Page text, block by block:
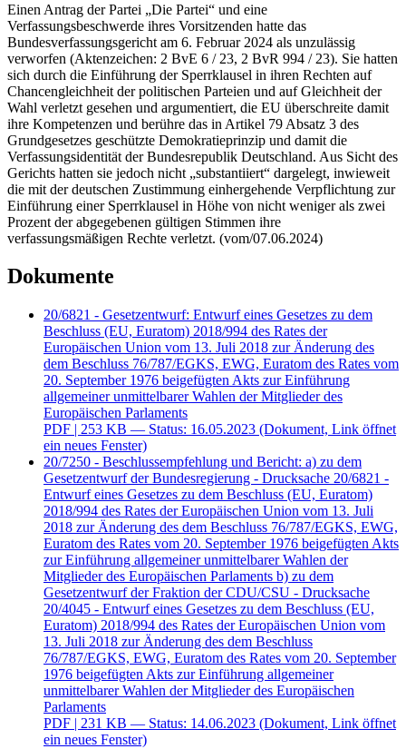
Einen Antrag der Partei „Die Partei“ und eine
Verfassungsbeschwerde ihres Vorsitzenden hatte das
Bundesverfassungsgericht am 6. Februar 2024 als unzulässig
verworfen (Aktenzeichen: 2 BvE 6 / 23, 2 BvR 994 / 23). Sie hatten
sich durch die Einführung der Sperrklausel in ihren Rechten auf
Chancengleichheit der politischen Parteien und auf Gleichheit der
Wahl verletzt gesehen und argumentiert, die EU überschreite damit
ihre Kompetenzen und berühre das in Artikel 79 Absatz 3 des
Grundgesetzes geschützte Demokratieprinzip und damit die
Verfassungsidentität der Bundesrepublik Deutschland. Aus Sicht des
Gerichts hatten sie jedoch nicht „substantiiert“ dargelegt, inwieweit
die mit der deutschen Zustimmung einhergehende Verpflichtung zur
Einführung einer Sperrklausel in Höhe von nicht weniger als zwei
Prozent der abgegebenen gültigen Stimmen ihre
verfassungsmäßigen Rechte verletzt. (vom/07.06.2024)
Dokumente
20/6821 - Gesetzentwurf: Entwurf eines Gesetzes zu dem
Beschluss (EU, Euratom) 2018/994 des Rates der
Europäischen Union vom 13. Juli 2018 zur Änderung des
dem Beschluss 76/787/EGKS, EWG, Euratom des Rates vom
20. September 1976 beigefügten Akts zur Einführung
allgemeiner unmittelbarer Wahlen der Mitglieder des
Europäischen Parlaments
PDF | 253 KB — Status: 16.05.2023 (Dokument, Link öffnet
ein neues Fenster)
20/7250 - Beschlussempfehlung und Bericht: a) zu dem
Gesetzentwurf der Bundesregierung - Drucksache 20/6821 -
Entwurf eines Gesetzes zu dem Beschluss (EU, Euratom)
2018/994 des Rates der Europäischen Union vom 13. Juli
2018 zur Änderung des dem Beschluss 76/787/EGKS, EWG,
Euratom des Rates vom 20. September 1976 beigefügten Akts
zur Einführung allgemeiner unmittelbarer Wahlen der
Mitglieder des Europäischen Parlaments b) zu dem
Gesetzentwurf der Fraktion der CDU/CSU - Drucksache
20/4045 - Entwurf eines Gesetzes zu dem Beschluss (EU,
Euratom) 2018/994 des Rates der Europäischen Union vom
13. Juli 2018 zur Änderung des dem Beschluss
76/787/EGKS, EWG, Euratom des Rates vom 20. September
1976 beigefügten Akts zur Einführung allgemeiner
unmittelbarer Wahlen der Mitglieder des Europäischen
Parlaments
PDF | 231 KB — Status: 14.06.2023 (Dokument, Link öffnet
ein neues Fenster)